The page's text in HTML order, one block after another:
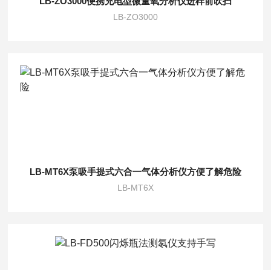
LB-ZO3000
LB-MT6X泵吸手提式六合一气体分析仪方便了解危险
LB-MT6X